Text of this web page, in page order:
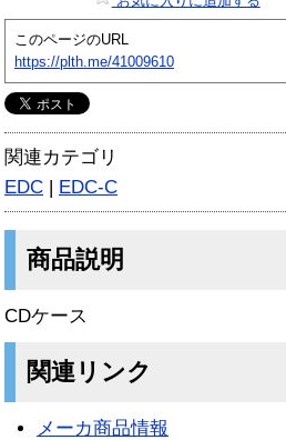
このページのURL
https://plth.me/41009610
関連カテゴリ
EDC | EDC-C
商品説明
CDケース
関連リンク
メーカ商品情報